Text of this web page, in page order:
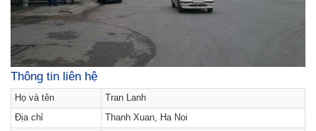
Thông tin liên hệ
Họ và tên
Tran Lanh
Địa chỉ
Thanh Xuan, Ha Noi